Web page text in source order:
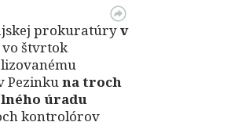
prokuratúryv
vo štvrtok
Pezinkuna troch
úradu
kontrolórov